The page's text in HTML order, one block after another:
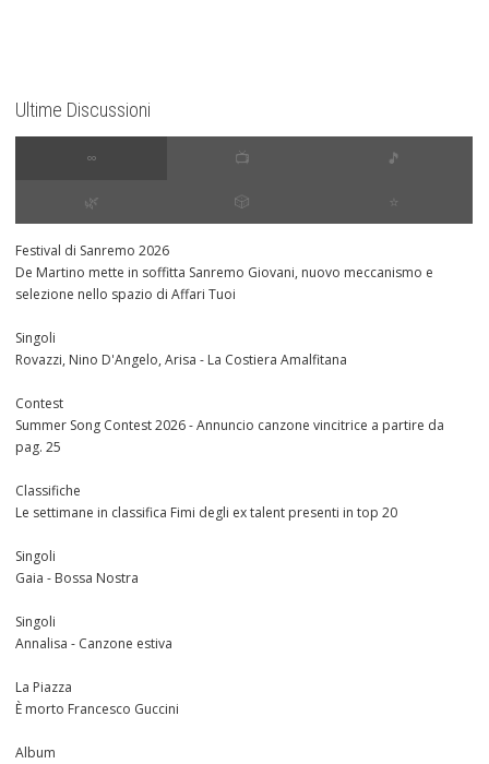
Ultime Discussioni
∞ 📺 🎵
🌿 🎲 ⭐️
Festival di Sanremo 2026
De Martino mette in soffitta Sanremo Giovani, nuovo meccanismo e
selezione nello spazio di Affari Tuoi
Singoli
Rovazzi, Nino D'Angelo, Arisa - La Costiera Amalfitana
Contest
Summer Song Contest 2026 - Annuncio canzone vincitrice a partire da
pag. 25
Classifiche
Le settimane in classifica Fimi degli ex talent presenti in top 20
Singoli
Gaia - Bossa Nostra
Singoli
Annalisa - Canzone estiva
La Piazza
È morto Francesco Guccini
Album